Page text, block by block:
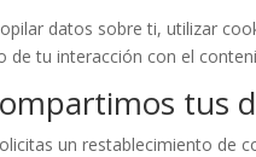
datos sobre ti, utilizar
de tu interacción con el
tus
un restablecimiento de